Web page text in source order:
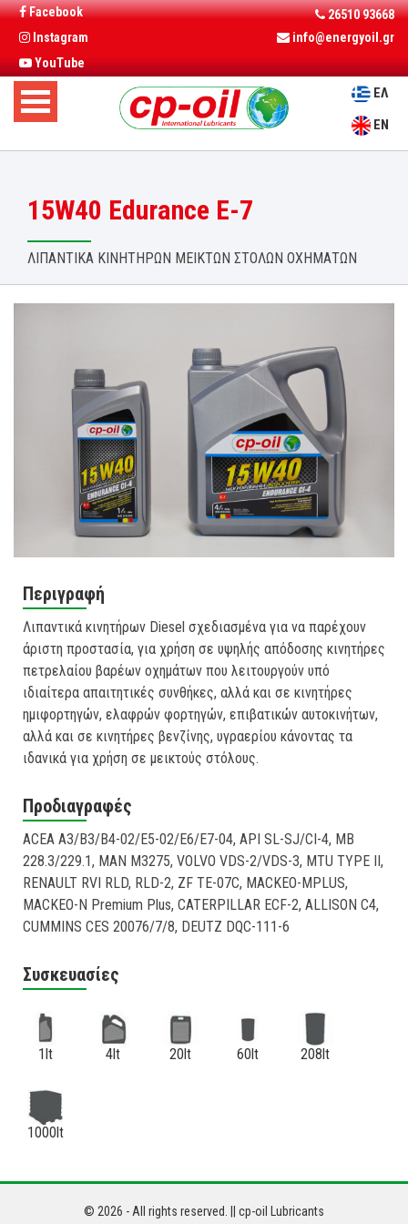
Facebook
Instagram
YouTube
26510 93668
info@energyoil.gr
ΕΛ
EN
15W40 Edurance E-7
ΛΙΠΑΝΤΙΚΑ ΚΙΝΗΤΗΡΩΝ ΜΕΙΚΤΩΝ ΣΤΟΛΩΝ ΟΧΗΜΑΤΩΝ
Περιγραφή
Λιπαντικά κινητήρων Diesel σχεδιασμένα για να παρέχουν
άριστη προστασία, για χρήση σε υψηλής απόδοσης κινητήρες
πετρελαίου βαρέων οχημάτων που λειτουργούν υπό
ιδιαίτερα απαιτητικές συνθήκες, αλλά και σε κινητήρες
ημιφορτηγών, ελαφρών φορτηγών, επιβατικών αυτοκινήτων,
αλλά και σε κινητήρες βενζίνης, υγραερίου κάνοντας τα
ιδανικά για χρήση σε μεικτούς στόλους.
Προδιαγραφές
ACEA A3/B3/B4-02/E5-02/E6/E7-04, API SL-SJ/CI-4, MB
228.3/229.1, MAN M3275, VOLVO VDS-2/VDS-3, MTU TYPE II,
RENAULT RVI RLD, RLD-2, ZF TE-07C, MACKEO-MPLUS,
MACKEO-N Premium Plus, CATERPILLAR ECF-2, ALLISON C4,
CUMMINS CES 20076/7/8, DEUTZ DQC-111-6
Συσκευασίες
1lt 4lt 20lt 60lt 208lt
1000lt
© 2026 - All rights reserved. || cp-oil Lubricants